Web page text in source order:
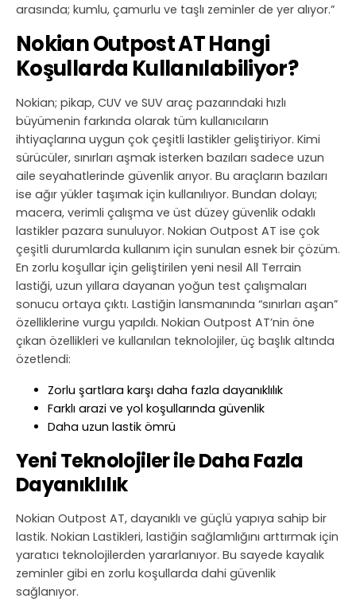
arasında; kumlu, çamurlu ve taşlı zeminler de yer alıyor.”
Nokian Outpost AT Hangi
Koşullarda Kullanılabiliyor?
Nokian; pikap, CUV ve SUV araç pazarındaki hızlı
büyümenin farkında olarak tüm kullanıcıların
ihtiyaçlarına uygun çok çeşitli lastikler geliştiriyor. Kimi
sürücüler, sınırları aşmak isterken bazıları sadece uzun
aile seyahatlerinde güvenlik arıyor. Bu araçların bazıları
ise ağır yükler taşımak için kullanılıyor. Bundan dolayı;
macera, verimli çalışma ve üst düzey güvenlik odaklı
lastikler pazara sunuluyor. Nokian Outpost AT ise çok
çeşitli durumlarda kullanım için sunulan esnek bir çözüm.
En zorlu koşullar için geliştirilen yeni nesil All Terrain
lastiği, uzun yıllara dayanan yoğun test çalışmaları
sonucu ortaya çıktı. Lastiğin lansmanında “sınırları aşan”
özelliklerine vurgu yapıldı. Nokian Outpost AT’nin öne
çıkan özellikleri ve kullanılan teknolojiler, üç başlık altında
özetlendi:
Zorlu şartlara karşı daha fazla dayanıklılık
Farklı arazi ve yol koşullarında güvenlik
Daha uzun lastik ömrü
Yeni Teknolojiler ile Daha Fazla
Dayanıklılık
Nokian Outpost AT, dayanıklı ve güçlü yapıya sahip bir
lastik. Nokian Lastikleri, lastiğin sağlamlığını arttırmak için
yaratıcı teknolojilerden yararlanıyor. Bu sayede kayalık
zeminler gibi en zorlu koşullarda dahi güvenlik
sağlanıyor.